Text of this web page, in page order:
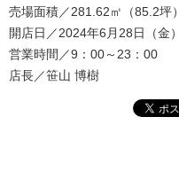
売場面積／281.62㎡（85.2坪）
開店日／2024年6月28日（金）
営業時間／9：00～23：00
店長／笹山 博樹